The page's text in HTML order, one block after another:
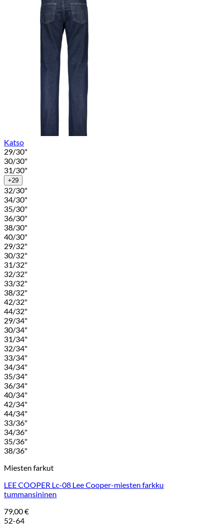
Katso
29/30"
30/30"
31/30"
+29
32/30"
34/30"
35/30"
36/30"
38/30"
40/30"
29/32"
30/32"
31/32"
32/32"
33/32"
38/32"
42/32"
44/32"
29/34"
30/34"
31/34"
32/34"
33/34"
34/34"
35/34"
36/34"
40/34"
42/34"
44/34"
33/36"
34/36"
35/36"
38/36"
Miesten farkut
LEE COOPER Lc-08 Lee Cooper-miesten farkku
tummansininen
79,00€
52-64